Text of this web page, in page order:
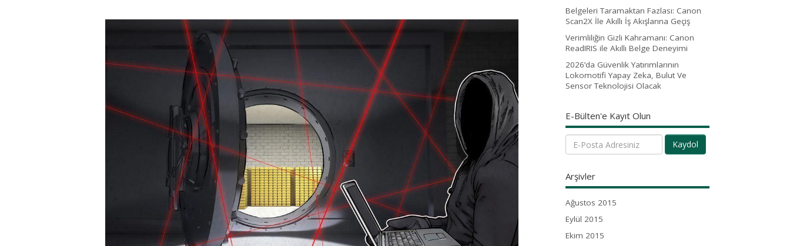
Belgeleri Taramaktan Fazlası: Canon
Scan2X İle Akıllı İş Akışlarına Geçiş
Verimliliğin Gizli Kahramanı: Canon
ReadIRIS ile Akıllı Belge Deneyimi
2026’da Güvenlik Yatırımlarının
Lokomotifi Yapay Zeka, Bulut Ve
Sensor Teknolojisi Olacak
E-Bülten'e Kayıt Olun
Kaydol
Arşivler
Ağustos 2015
Eylül 2015
Ekim 2015